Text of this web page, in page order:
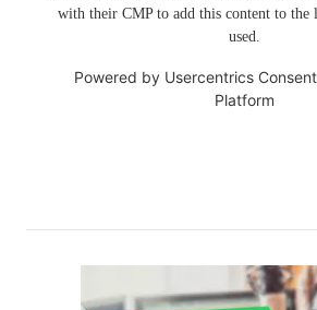
with their CMP to add this content to the
used.
Powered by Usercentrics
Platform